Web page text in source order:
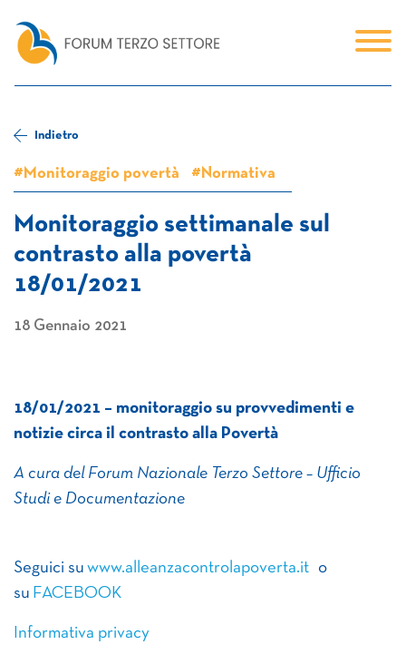
Indietro
#Monitoraggio povertà #Normativa
Monitoraggio settimanale sul
contrasto alla povertà
18/01/2021
18 Gennaio 2021
18/01/2021 – monitoraggio su provvedimenti e
notizie circa il contrasto alla Povertà
A cura del Forum Nazionale Terzo Settore – Ufficio
Studi e Documentazione
Seguici su www.alleanzacontrolapoverta.it o
su FACEBOOK
Informativa privacy